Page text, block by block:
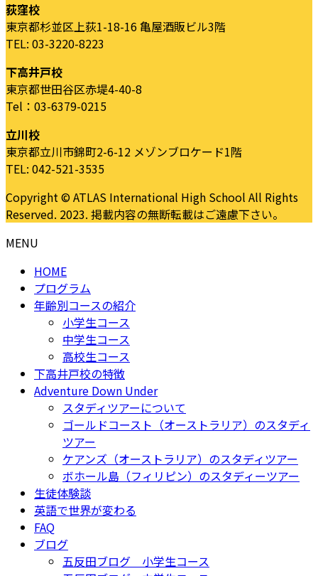
荻窪校
東京都杉並区上荻1-18-16 亀屋酒販ビル3階
TEL: 03-3220-8223
下高井戸校
東京都世田谷区赤堤4-40-8
Tel：03-6379-0215
立川校
東京都立川市錦町2-6-12 メゾンブロケード1階
TEL: 042-521-3535
Copyright © ATLAS International High School All Rights
Reserved. 2023. 掲載内容の無断転載はご遠慮下さい。
MENU
HOME
プログラム
年齢別コースの紹介
小学生コース
中学生コース
高校生コース
下高井戸校の特徴
Adventure Down Under
スタディツアーについて
ゴールドコースト（オーストラリア）のスタディ
ツアー
ケアンズ（オーストラリア）のスタディツアー
ボホール島（フィリピン）のスタディーツアー
生徒体験談
英語で世界が変わる
FAQ
ブログ
五反田ブログ 小学生コース